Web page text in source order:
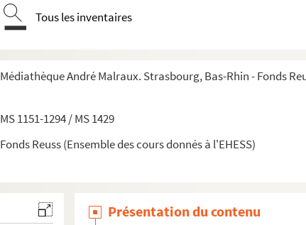
Tous les inventaires
Médiathèque André Malraux. Strasbourg, Bas-Rhin - Fonds
MS 1151-1294 / MS 1429
Fonds Reuss (Ensemble des cours donnés à l'EHESS)
Présentation du contenu